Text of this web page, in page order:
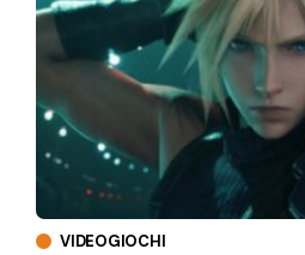
VIDEOGIOCHI